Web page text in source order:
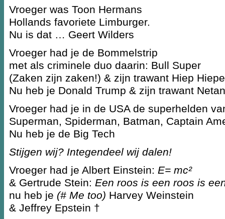
Vroeger was Toon Hermans
Hollands favoriete Limburger.
Nu is dat … Geert Wilders
Vroeger had je de Bommelstrip
met als criminele duo daarin: Bull Super
(Zaken zijn zaken!) & zijn trawant Hiep
Nu heb je Donald Trump & zijn trawant
Vroeger had je in de USA de superhelden
Superman, Spiderman, Batman, Captain
Nu heb je de Big Tech
Stijgen wij? Integendeel wij dalen!
Vroeger had je Albert Einstein: E= mc²
& Gertrude Stein: Een roos is een roos is
nu heb je (# Me too) Harvey Weinstein
& Jeffrey Epstein †